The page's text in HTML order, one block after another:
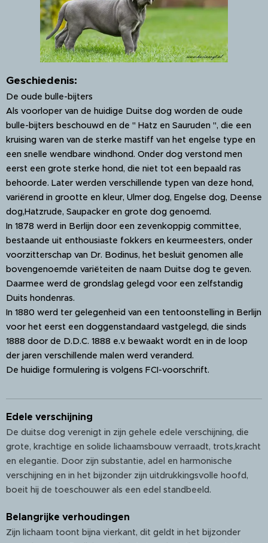
Geschiedenis:
De oude bulle-bijters
Als voorloper van de huidige Duitse dog worden de oude
bulle-bijters beschouwd en de " Hatz en Sauruden ", die een
kruising waren van de sterke mastiff van het engelse type en
een snelle wendbare windhond. Onder dog verstond men
eerst een grote sterke hond, die niet tot een bepaald ras
behoorde. Later werden verschillende typen van deze hond,
variërend in grootte en kleur, Ulmer dog, Engelse dog, Deense
dog,Hatzrude, Saupacker en grote dog genoemd.
In 1878 werd in Berlijn door een zevenkoppig committee,
bestaande uit enthousiaste fokkers en keurmeesters, onder
voorzitterschap van Dr. Bodinus, het besluit genomen alle
bovengenoemde variëteiten de naam Duitse dog te geven.
Daarmee werd de grondslag gelegd voor een zelfstandig
Duits hondenras.
In 1880 werd ter gelegenheid van een tentoonstelling in Berlijn
voor het eerst een doggenstandaard vastgelegd, die sinds
1888 door de D.D.C. 1888 e.v. bewaakt wordt en in de loop
der jaren verschillende malen werd veranderd.
De huidige formulering is volgens FCI-voorschrift.
Edele verschijning
De duitse dog verenigt in zijn gehele edele verschijning, die
grote, krachtige en solide lichaamsbouw verraadt, trots,kracht
en elegantie. Door zijn substantie, adel en harmonische
verschijning en in het bijzonder zijn uitdrukkingsvolle hoofd,
boeit hij de toeschouwer als een edel standbeeld.
Belangrijke verhoudingen
Zijn lichaam toont bijna vierkant, dit geldt in het bijzonder